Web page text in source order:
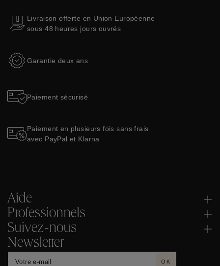
Livraison offerte en Union Européenne
sous 48 heures jours ouvrés
Garantie deux ans
Paiement sécurisé
Paiement en plusieurs fois sans frais
avec PayPal et Klarna
Aide
Professionnels
Suivez-nous
Newsletter
OK